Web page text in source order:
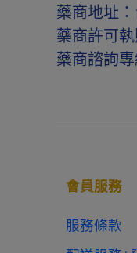
藥商地址
藥商許可
藥商諮詢
會員服務
服務條款